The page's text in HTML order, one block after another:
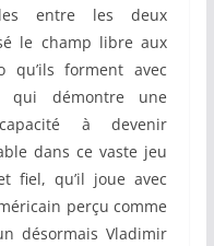
entre les deux
le champ libre aux
forment avec
qui démontre une
à devenir
dans ce vaste jeu
fiel, qu’il joue avec
perçu comme
désormais Vladimir